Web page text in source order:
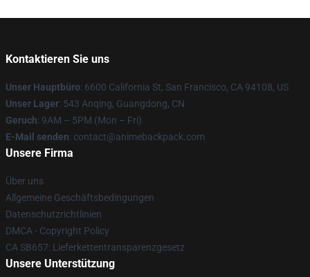
Kontaktieren Sie uns
Unser Hauptbüro: 6600 California St, San Francisco, CA 94108, US
Unser Lager: 543 Anqing, Guangdong, CN
Geruch: 9AM – 5PM (Mon – Fri)
E-Mail senden: contact@animebackpack.com
Unsere Firma
Über uns
Allgemeine Geschäftsbedingungen
Datenschutzrichtlinien
DMCA - Copyright Policy
CA SB657: Lieferkettentransparenzgesetz
Unsere Unterstützung